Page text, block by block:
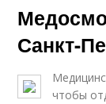
Санкт-
чтобы